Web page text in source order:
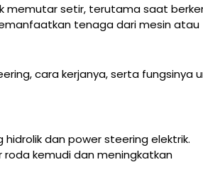
memutar setir, terutama saat
tenaga dari mesin atau
cara kerjanya, serta fungsinya
dan power steering elektrik.
kemudi dan meningkatkan